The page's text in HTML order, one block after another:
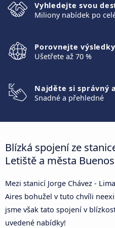
Vyhledejte svou
Miliony nabídek po
Porovnejte výsledky
Ušetřete až 70 %
Najděte si správný
Snadné a přehledné
Blízká spojení ze
Letiště a města
Mezi stanicí Jorge Chávez -
Aires bohužel v tuto chvíli
jsme však tato spojení v
uvedené nabídky!